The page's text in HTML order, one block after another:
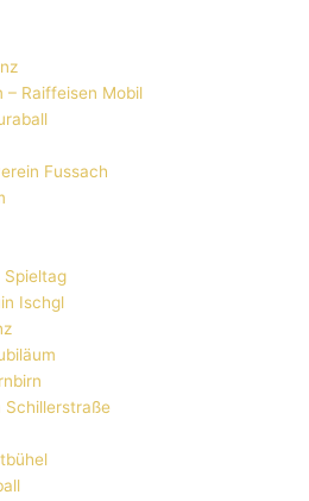
– Raiffeisen Mobil
Fussach
Spieltag
Ischgl
Schillerstraße